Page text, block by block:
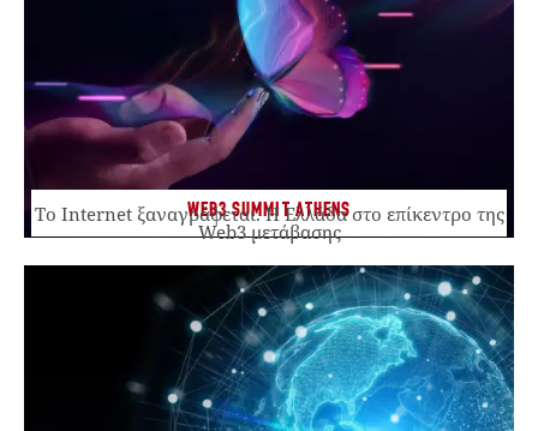
WEB3 SUMMIT ATHENS
Το Internet ξαναγράφεται. Η Ελλάδα στο επίκεντρο της
Web3 μετάβασης